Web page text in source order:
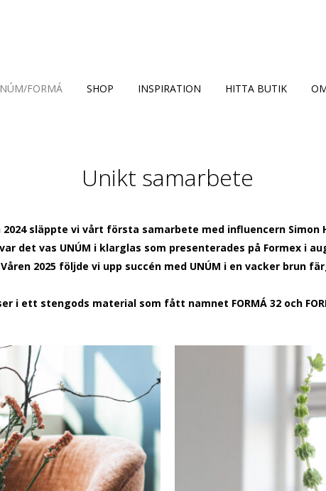
FORMÁ SHOP INSPIRATION HITTA BUTIK
Unikt samarbete
2024 släppte vi vårt första samarbete med influencern Simon
det vas UNÚM i klarglas som presenterades på Formex i
Våren 2025 följde vi upp succén med UNÚM i en vacker brun
i ett stengods material som fått namnet FORMÁ 32 och